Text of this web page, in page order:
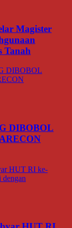
Magister
Tanah
DIBOBOL